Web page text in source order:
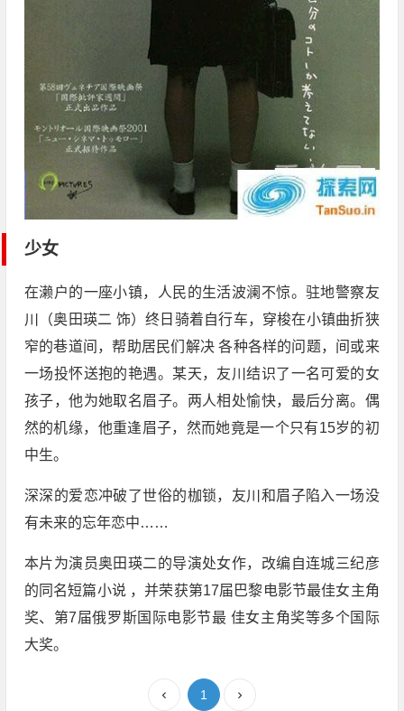
少女
在濑户的一座小镇，人民的生活波澜不惊。驻地警察友
川（奥田瑛二 饰）终日骑着自行车，穿梭在小镇曲折狭
窄的巷道间，帮助居民们解决 各种各样的问题，间或来
一场投怀送抱的艳遇。某天，友川结识了一名可爱的女
孩子，他为她取名眉子。两人相处愉快，最后分离。偶
然的机缘，他重逢眉子，然而她竟是一个只有15岁的初
中生。
深深的爱恋冲破了世俗的枷锁，友川和眉子陷入一场没
有未来的忘年恋中……
本片为演员奥田瑛二的导演处女作，改编自连城三纪彦
的同名短篇小说 ，并荣获第17届巴黎电影节最佳女主角
奖、第7届俄罗斯国际电影节最 佳女主角奖等多个国际
大奖。
1